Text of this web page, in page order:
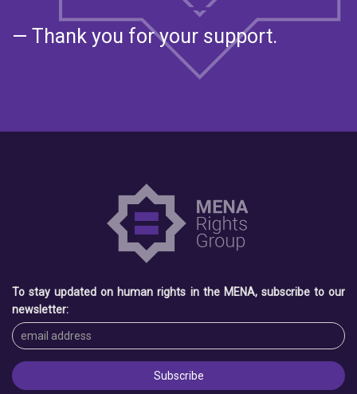
— Thank you for your support.
To stay updated on human rights in the MENA, subscribe to our
newsletter: